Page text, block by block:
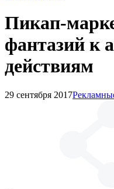
Пикап-
фантазий к
действиям
29 сентября 2017